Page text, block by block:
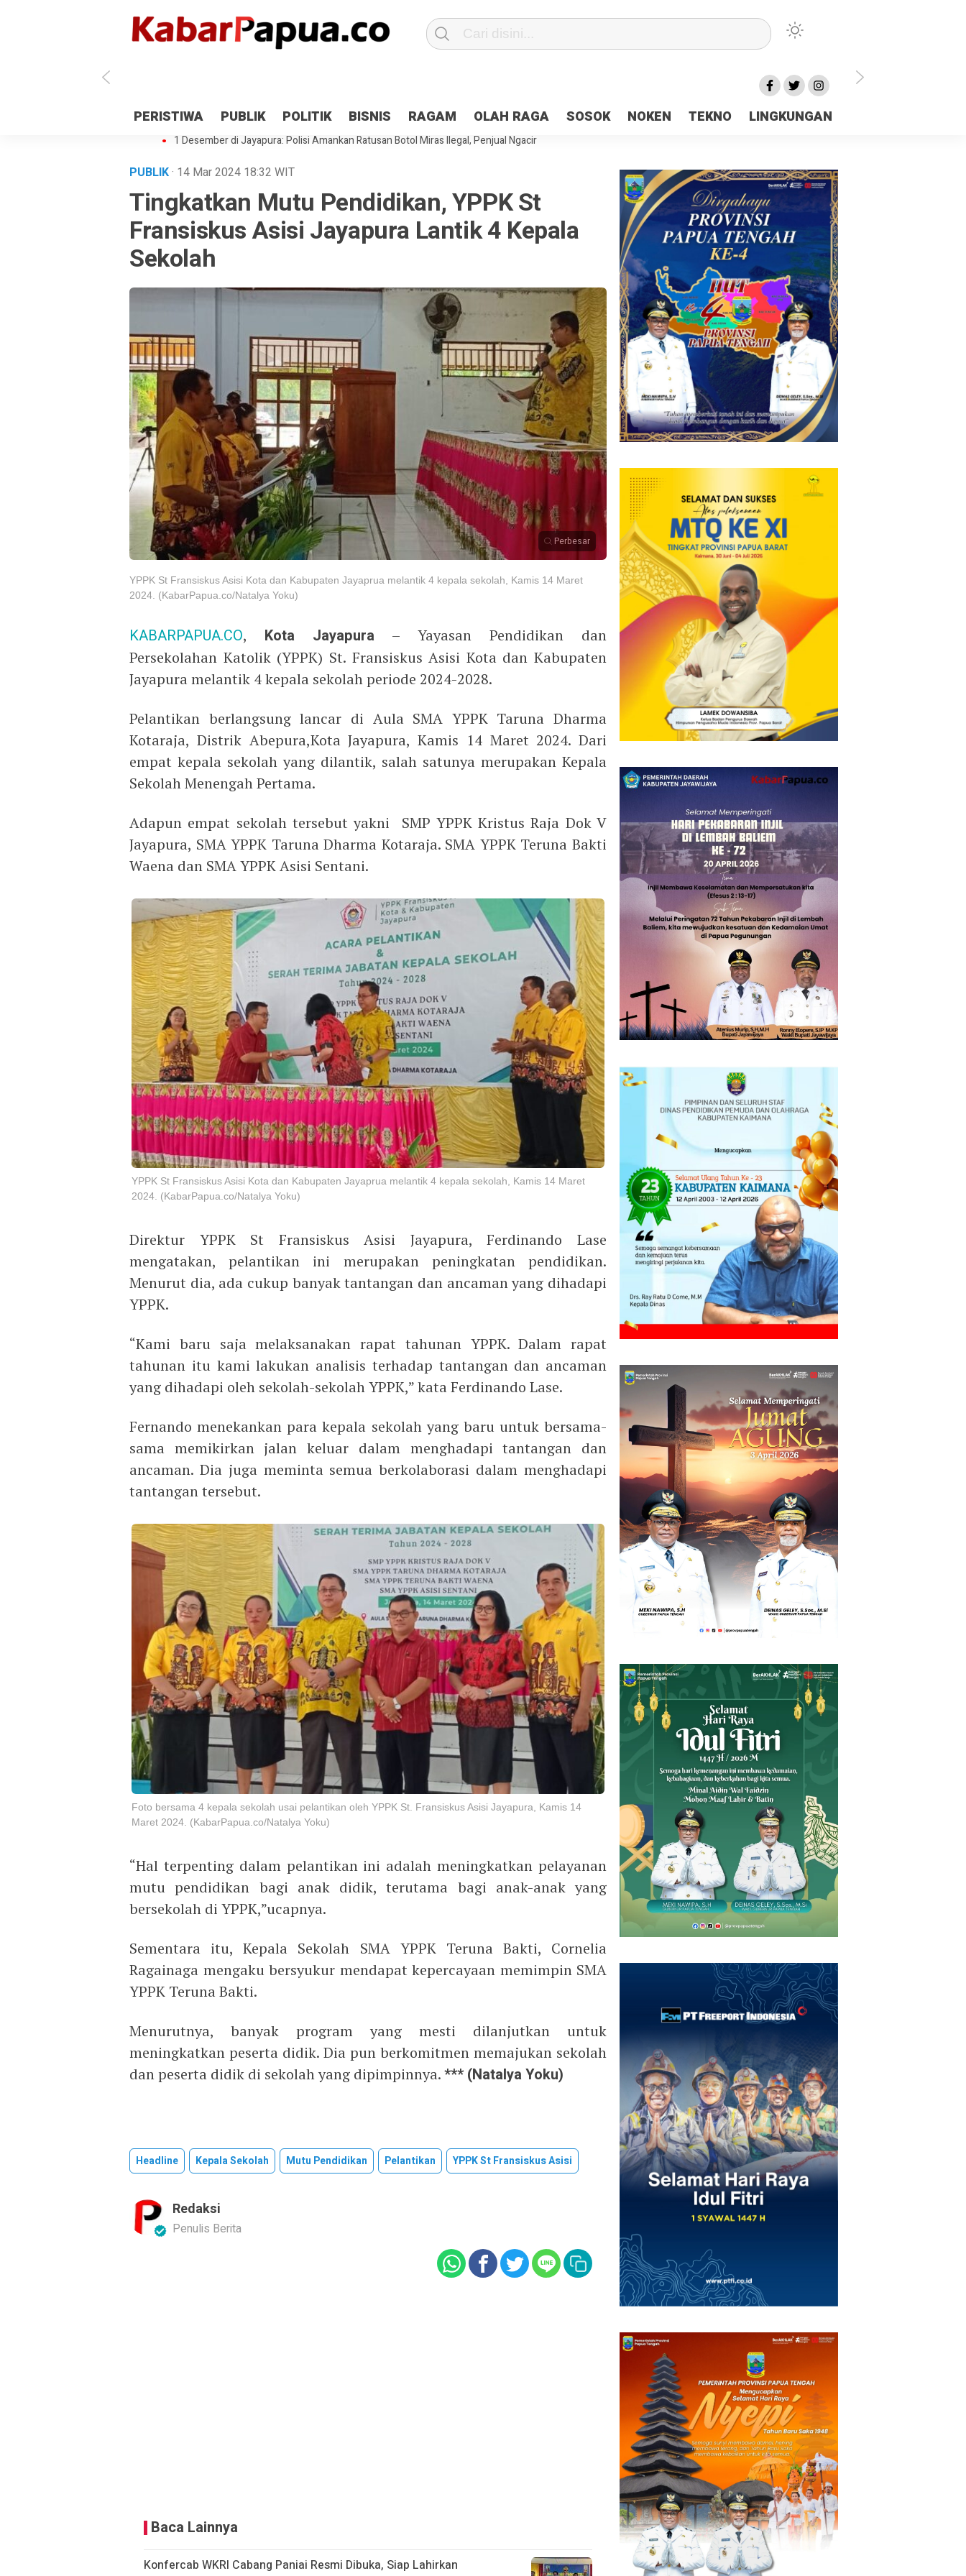
PERISTIWA PUBLIK POLITIK BISNIS RAGAM OLAH RAGA SOSOK NOKEN TEKNO LINGKUNGAN
Antisipasi 1 Desember, TNI Polri Patroli 2×24 jam di Kota Jayapura
Pesan Sejuk Polri di Deklarasi Pemilu Ceria Tanah Papua
Gedung Perpustakaan SMPN 5 Sentani Terbakar
Hibah Pilkada Jayapura Cair 10 Persen, Deposit Kas Daerah Rp23 Miliar Disorot
1 Desember di Jayapura: Polisi Amankan Ratusan Botol Miras Ilegal, Penjual Ngacir
PUBLIK· 14 Mar 2024 18:32 WIT
Tingkatkan Mutu Pendidikan, YPPK St
Fransiskus Asisi Jayapura Lantik 4 Kepala
Sekolah
Perbesar
YPPK St Fransiskus Asisi Kota dan Kabupaten Jayaprua melantik 4 kepala sekolah, Kamis 14 Maret
2024. (KabarPapua.co/Natalya Yoku)
KABARPAPUA.CO, Kota Jayapura – Yayasan Pendidikan dan
Persekolahan Katolik (YPPK) St. Fransiskus Asisi Kota dan Kabupaten
Jayapura melantik 4 kepala sekolah periode 2024-2028.
Pelantikan berlangsung lancar di Aula SMA YPPK Taruna Dharma
Kotaraja, Distrik Abepura,Kota Jayapura, Kamis 14 Maret 2024. Dari
empat kepala sekolah yang dilantik, salah satunya merupakan Kepala
Sekolah Menengah Pertama.
Adapun empat sekolah tersebut yakni SMP YPPK Kristus Raja Dok V
Jayapura, SMA YPPK Taruna Dharma Kotaraja. SMA YPPK Teruna Bakti
Waena dan SMA YPPK Asisi Sentani.
YPPK St Fransiskus Asisi Kota dan Kabupaten Jayaprua melantik 4 kepala sekolah, Kamis 14 Maret
2024. (KabarPapua.co/Natalya Yoku)
Direktur YPPK St Fransiskus Asisi Jayapura, Ferdinando Lase
mengatakan, pelantikan ini merupakan peningkatan pendidikan.
Menurut dia, ada cukup banyak tantangan dan ancaman yang dihadapi
YPPK.
“Kami baru saja melaksanakan rapat tahunan YPPK. Dalam rapat
tahunan itu kami lakukan analisis terhadap tantangan dan ancaman
yang dihadapi oleh sekolah-sekolah YPPK,” kata Ferdinando Lase.
Fernando menekankan para kepala sekolah yang baru untuk bersama-
sama memikirkan jalan keluar dalam menghadapi tantangan dan
ancaman. Dia juga meminta semua berkolaborasi dalam menghadapi
tantangan tersebut.
Foto bersama 4 kepala sekolah usai pelantikan oleh YPPK St. Fransiskus Asisi Jayapura, Kamis 14
Maret 2024. (KabarPapua.co/Natalya Yoku)
“Hal terpenting dalam pelantikan ini adalah meningkatkan pelayanan
mutu pendidikan bagi anak didik, terutama bagi anak-anak yang
bersekolah di YPPK,”ucapnya.
Sementara itu, Kepala Sekolah SMA YPPK Teruna Bakti, Cornelia
Ragainaga mengaku bersyukur mendapat kepercayaan memimpin SMA
YPPK Teruna Bakti.
Menurutnya, banyak program yang mesti dilanjutkan untuk
meningkatkan peserta didik. Dia pun berkomitmen memajukan sekolah
dan peserta didik di sekolah yang dipimpinnya.*** (Natalya Yoku)
Headline Kepala Sekolah Mutu Pendidikan Pelantikan YPPK St Fransiskus Asisi
Redaksi
Penulis Berita
Baca Lainnya
Konfercab WKRI Cabang Paniai Resmi Dibuka, Siap Lahirkan